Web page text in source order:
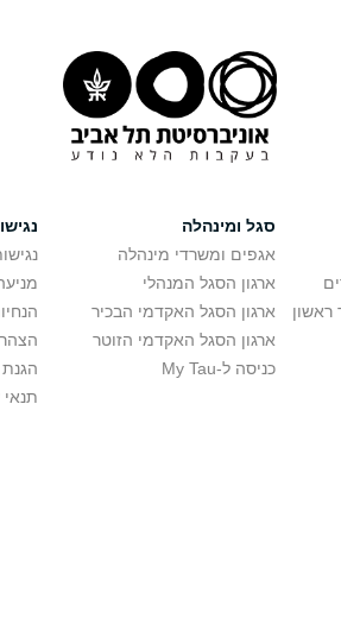
ראשון
סגל ומינהלה
אגפים ומשרדי מינהלה
ארגון הסגל המנהלי
ארגון הסגל האקדמי הבכיר
ארגון הסגל האקדמי הזוטר
כניסה ל-My Tau